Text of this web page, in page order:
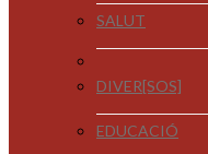
SALUT
DIVER[SOS]
EDUCACIÓ